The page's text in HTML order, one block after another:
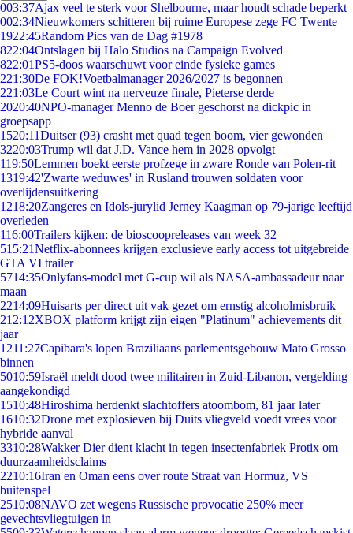
003:37Ajax veel te sterk voor Shelbourne, maar houdt schade beperkt
002:34Nieuwkomers schitteren bij ruime Europese zege FC Twente
1922:45Random Pics van de Dag #1978
822:04Ontslagen bij Halo Studios na Campaign Evolved
822:01PS5-doos waarschuwt voor einde fysieke games
221:30De FOK!Voetbalmanager 2026/2027 is begonnen
221:03Le Court wint na nerveuze finale, Pieterse derde
2020:40NPO-manager Menno de Boer geschorst na dickpic in
groepsapp
1520:11Duitser (93) crasht met quad tegen boom, vier gewonden
3220:03Trump wil dat J.D. Vance hem in 2028 opvolgt
119:50Lemmen boekt eerste profzege in zware Ronde van Polen-rit
1319:42'Zwarte weduwes' in Rusland trouwen soldaten voor
overlijdensuitkering
1218:20Zangeres en Idols-jurylid Jerney Kaagman op 79-jarige leeftijd
overleden
116:00Trailers kijken: de bioscoopreleases van week 32
515:21Netflix-abonnees krijgen exclusieve early access tot uitgebreide
GTA VI trailer
5714:35Onlyfans-model met G-cup wil als NASA-ambassadeur naar
maan
2214:09Huisarts per direct uit vak gezet om ernstig alcoholmisbruik
212:12XBOX platform krijgt zijn eigen "Platinum" achievements dit
jaar
1211:27Capibara's lopen Braziliaans parlementsgebouw Mato Grosso
binnen
5010:59Israël meldt dood twee militairen in Zuid-Libanon, vergelding
aangekondigd
1510:48Hiroshima herdenkt slachtoffers atoombom, 81 jaar later
1610:32Drone met explosieven bij Duits vliegveld voedt vrees voor
hybride aanval
3310:28Wakker Dier dient klacht in tegen insectenfabriek Protix om
duurzaamheidsclaims
2210:16Iran en Oman eens over route Straat van Hormuz, VS
buitenspel
2510:08NAVO zet wegens Russische provocatie 250% meer
gevechtsvliegtuigen in